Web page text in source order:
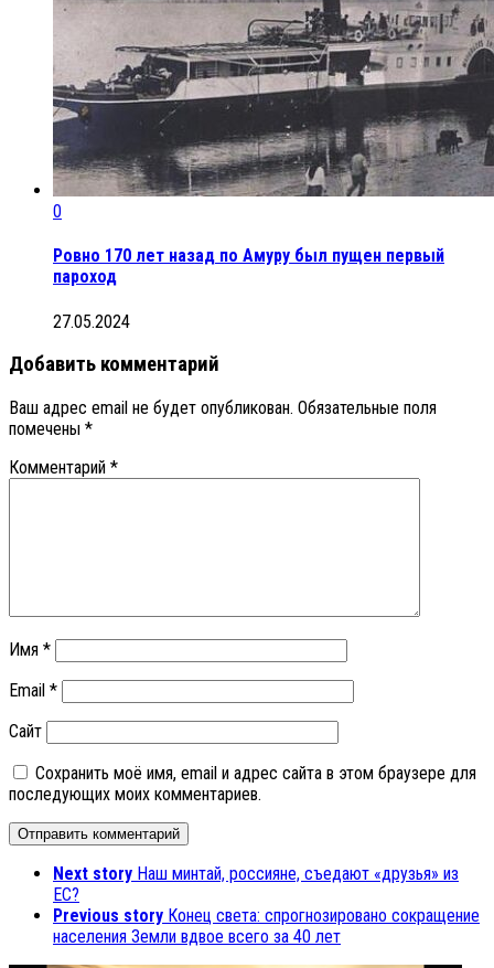
0
Ровно 170 лет назад по Амуру был пущен первый
пароход
27.05.2024
Добавить комментарий
Ваш адрес email не будет опубликован. Обязательные поля
помечены *
Комментарий *
Имя *
Email *
Сайт
Сохранить моё имя, email и адрес сайта в этом браузере для
последующих моих комментариев.
Next story Наш минтай, россияне, съедают «друзья» из
ЕС?
Previous story Конец света: спрогнозировано сокращение
населения Земли вдвое всего за 40 лет